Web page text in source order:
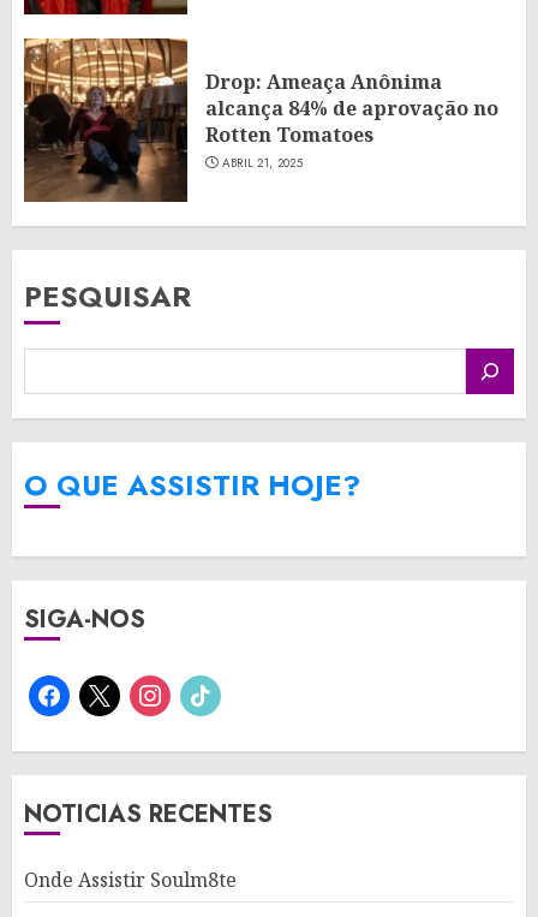
Drop: Ameaça Anônima
alcança 84% de aprovação no
Rotten Tomatoes
ABRIL 21, 2025
PESQUISAR
O QUE ASSISTIR HOJE?
SIGA-NOS
facebook
x instagram
tiktok
NOTICIAS RECENTES
Onde Assistir Soulm8te